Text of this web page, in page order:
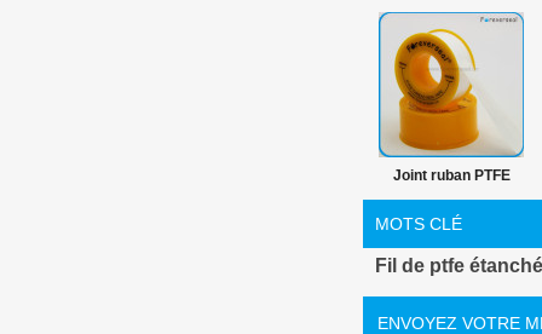
hermétique fil
Joint ruban PTFE
pour plombiers et
tuyau installateur 19
MOTS CLÉ
Fil de ptfe
ENVOYEZ VOTRE